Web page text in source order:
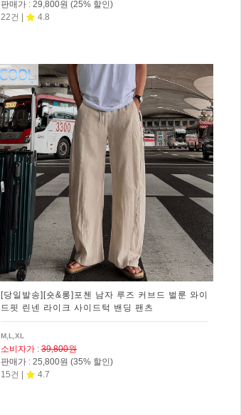
판매가 : 29,800원 (25% 할인)
22건 |
4.8
[당일발송][숏&롱]포첸 남자 루즈 커브드 벌룬 와이
드핏 린넨 라이크 사이드턱 밴딩 팬츠
M,L,XL
소비자가 : 39,800원
판매가 : 25,800원 (35% 할인)
15건 |
4.7